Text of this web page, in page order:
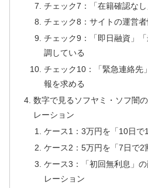
チェック7：「在籍確認な
チェック8：サイトの運営
チェック9：「即日融資」
調している
チェック10：「緊急連絡先
報を求める
数字で見るソフヤミ・ソフ闇
レーション
ケース1：3万円を「10日で
ケース2：5万円を「7日で2
ケース3：「初回無利息」
レーション